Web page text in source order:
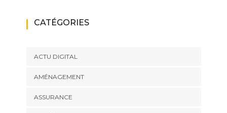
CATÉGORIES
ACTU DIGITAL
AMÉNAGEMENT
ASSURANCE